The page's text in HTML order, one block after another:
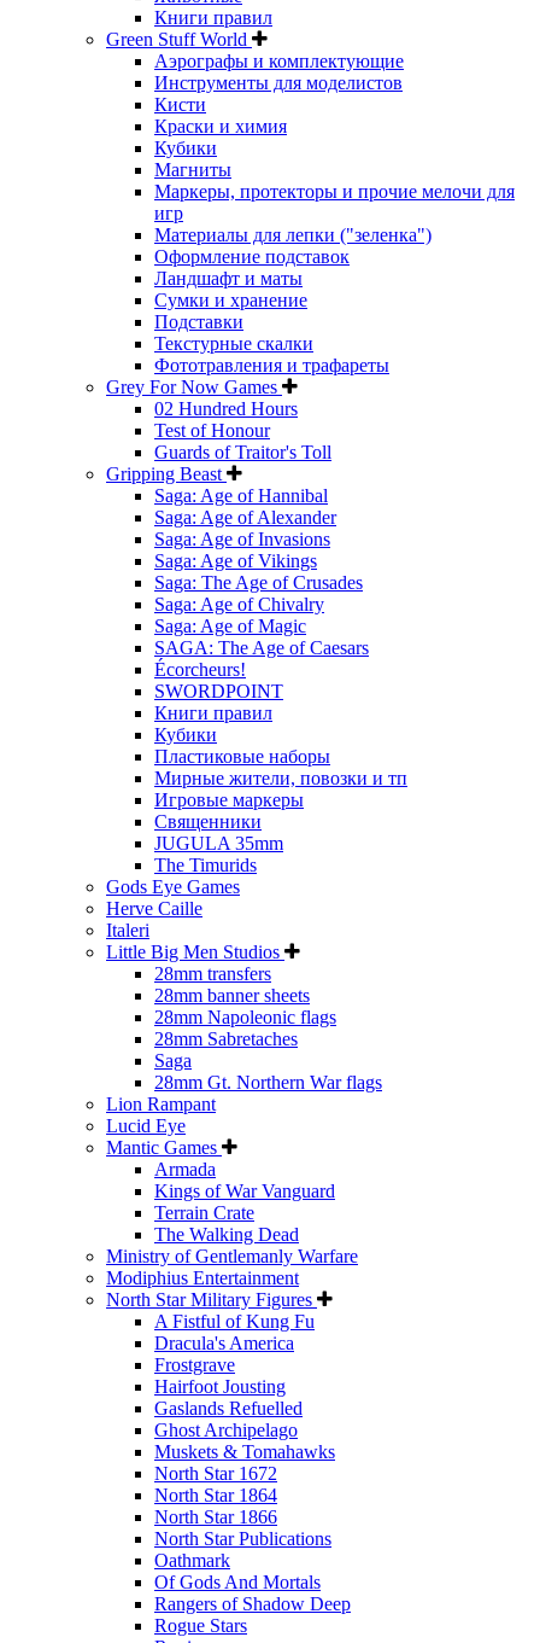
Книги правил
Green Stuff World
Аэрографы и комплектующие
Инструменты для моделистов
Кисти
Краски и химия
Кубики
Магниты
Маркеры, протекторы и прочие мелочи для
игр
Материалы для лепки ("зеленка")
Оформление подставок
Ландшафт и маты
Сумки и хранение
Подставки
Текстурные скалки
Фототравления и трафареты
Grey For Now Games
02 Hundred Hours
Test of Honour
Guards of Traitor's Toll
Gripping Beast
Saga: Age of Hannibal
Saga: Age of Alexander
Saga: Age of Invasions
Saga: Age of Vikings
Saga: The Age of Crusades
Saga: Age of Chivalry
Saga: Age of Magic
SAGA: The Age of Caesars
Écorcheurs!
SWORDPOINT
Книги правил
Кубики
Пластиковые наборы
Мирные жители, повозки и тп
Игровые маркеры
Священники
JUGULA 35mm
The Timurids
Gods Eye Games
Herve Caille
Italeri
Little Big Men Studios
28mm transfers
28mm banner sheets
28mm Napoleonic flags
28mm Sabretaches
Saga
28mm Gt. Northern War flags
Lion Rampant
Lucid Eye
Mantic Games
Armada
Kings of War Vanguard
Terrain Crate
The Walking Dead
Ministry of Gentlemanly Warfare
Modiphius Entertainment
North Star Military Figures
A Fistful of Kung Fu
Dracula's America
Frostgrave
Hairfoot Jousting
Gaslands Refuelled
Ghost Archipelago
Muskets & Tomahawks
North Star 1672
North Star 1864
North Star 1866
North Star Publications
Oathmark
Of Gods And Mortals
Rangers of Shadow Deep
Rogue Stars